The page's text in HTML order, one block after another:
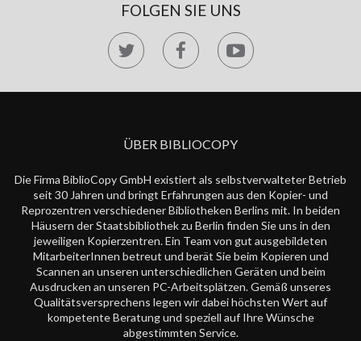
FOLGEN SIE UNS
ÜBER BIBLIOCOPY
Die Firma BiblioCopy GmbH existiert als selbstverwalteter Betrieb
seit 30 Jahren und bringt Erfahrungen aus den Kopier- und
Reprozentren verschiedener Bibliotheken Berlins mit. In beiden
Häusern der Staatsbibliothek zu Berlin finden Sie uns in den
jeweiligen Kopierzentren. Ein Team von gut ausgebildeten
MitarbeiterInnen betreut und berät Sie beim Kopieren und
Scannen an unseren unterschiedlichen Geräten und beim
Ausdrucken an unseren PC-Arbeitsplätzen. Gemäß unseres
Qualitätsversprechens legen wir dabei höchsten Wert auf
kompetente Beratung und speziell auf Ihre Wünsche
abgestimmten Service.